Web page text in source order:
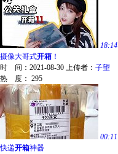
18:14
摄像大哥式开箱 ！
时 间： 2021-08-30 上传者： 子望
热 度： 295
00:11
快递开箱神器